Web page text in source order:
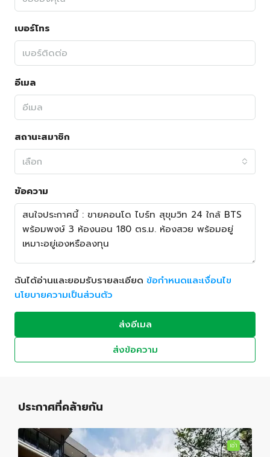
เบอร์โทร
อีเมล
สถานะสมาชิก
เลือก
ข้อความ
ฉันได้อ่านและยอมรับรายละเอียด ข้อกำหนดและเงื่อนไข
นโยบายความเป็นส่วนตัว
ส่งอีเมล
ส่งข้อความ
ประกาศที่คล้ายกัน
เช่า